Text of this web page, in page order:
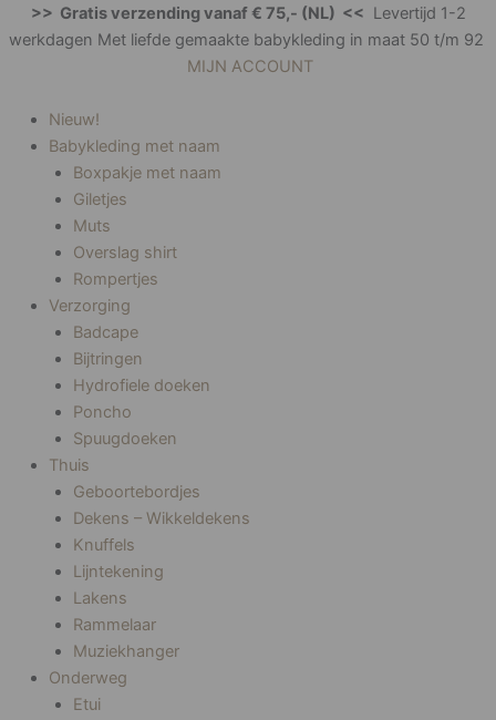
naar
>> Gratis verzending vanaf € 75,- (NL) << Levertijd 1-2
werkdagen Met liefde gemaakte babykleding in maat 50 t/m 92
MIJN ACCOUNT
Nieuw!
Babykleding met naam
Boxpakje met naam
Giletjes
Muts
Overslag shirt
Rompertjes
Verzorging
Badcape
Bijtringen
Hydrofiele doeken
Poncho
Spuugdoeken
Thuis
Geboortebordjes
Dekens – Wikkeldekens
Knuffels
Lijntekening
Lakens
Rammelaar
Muziekhanger
Onderweg
Etui
Gesorteerd
op